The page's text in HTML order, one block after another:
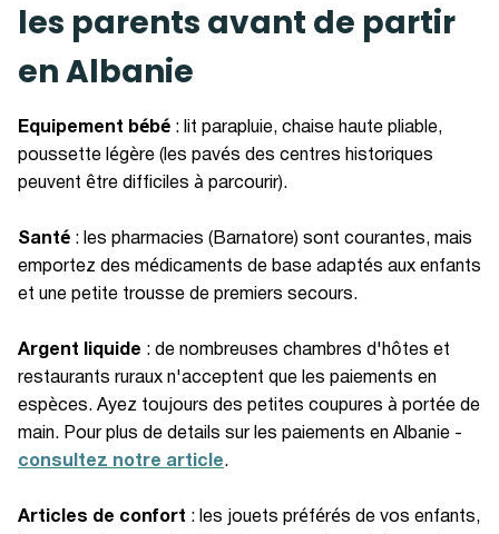
les parents avant de partir
en Albanie
Equipement bébé : lit parapluie, chaise haute pliable,
poussette légère (les pavés des centres historiques
peuvent être difficiles à parcourir).
Santé : les pharmacies (Barnatore) sont courantes, mais
emportez des médicaments de base adaptés aux enfants
et une petite trousse de premiers secours.
Argent liquide : de nombreuses chambres d'hôtes et
restaurants ruraux n'acceptent que les paiements en
espèces. Ayez toujours des petites coupures à portée de
main. Pour plus de details sur les paiements en Albanie -
consultez notre article.
Articles de confort : les jouets préférés de vos enfants,